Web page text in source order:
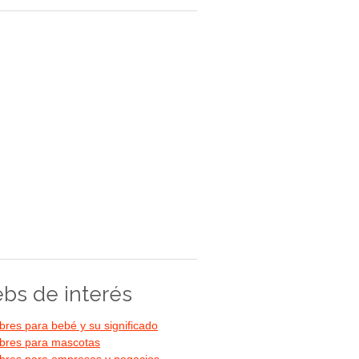
de interés
para bebé y su significado
para mascotas